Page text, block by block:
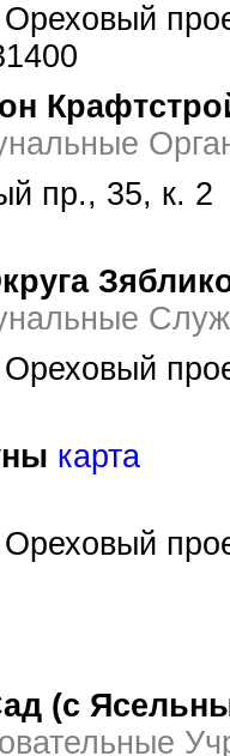
пр., 35, к. 2
карта
(с